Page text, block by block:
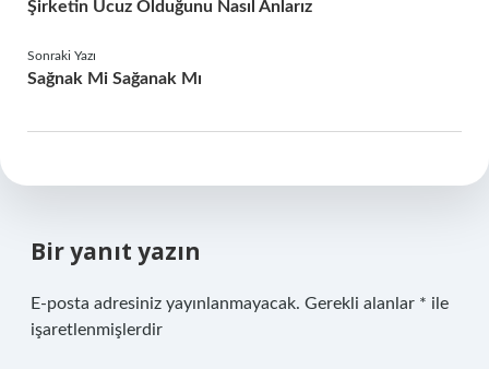
Şirketin Ucuz Olduğunu Nasıl Anlarız
Sonraki Yazı
Sağnak Mi Sağanak Mı
Bir yanıt yazın
E-posta adresiniz yayınlanmayacak. Gerekli alanlar * ile
işaretlenmişlerdir